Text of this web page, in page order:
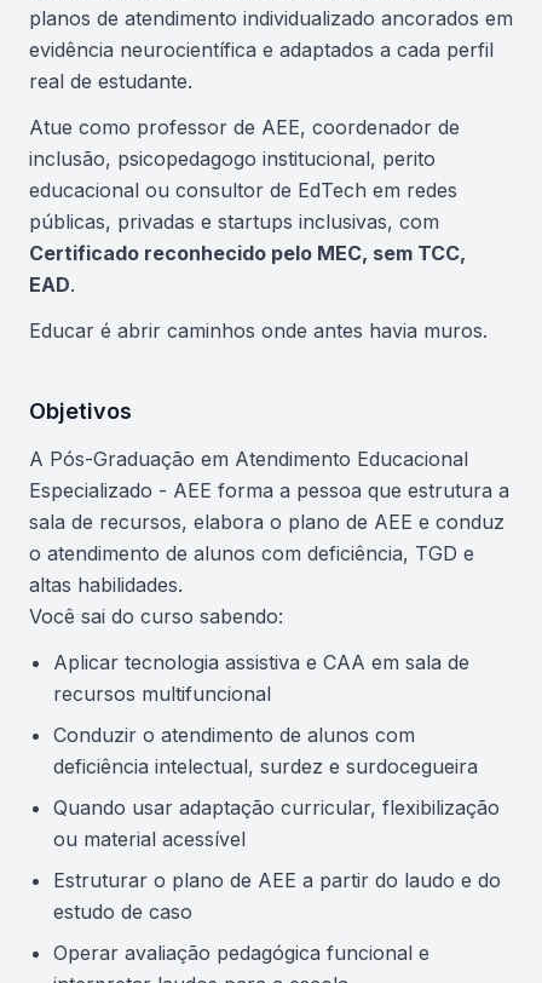
planos de atendimento individualizado ancorados em
evidência neurocientífica e adaptados a cada perfil
real de estudante.
Atue como professor de AEE, coordenador de
inclusão, psicopedagogo institucional, perito
educacional ou consultor de EdTech em redes
públicas, privadas e startups inclusivas, com
Certificado reconhecido pelo MEC, sem TCC,
EAD.
Educar é abrir caminhos onde antes havia muros.
Objetivos
A Pós-Graduação em Atendimento Educacional
Especializado - AEE forma a pessoa que estrutura a
sala de recursos, elabora o plano de AEE e conduz
o atendimento de alunos com deficiência, TGD e
altas habilidades.
Você sai do curso sabendo:
Aplicar tecnologia assistiva e CAA em sala de
recursos multifuncional
Conduzir o atendimento de alunos com
deficiência intelectual, surdez e surdocegueira
Quando usar adaptação curricular, flexibilização
ou material acessível
Estruturar o plano de AEE a partir do laudo e do
estudo de caso
Operar avaliação pedagógica funcional e